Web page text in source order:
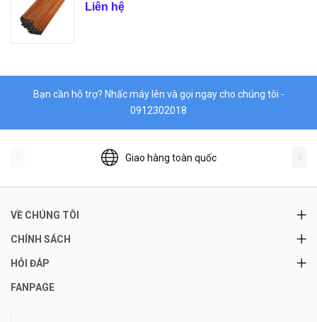
Liên hệ
Bạn cần hỗ trợ? Nhấc máy lên và gọi ngay cho chúng tôi -
0912302018
Giao hàng toàn quốc
VỀ CHÚNG TÔI
CHÍNH SÁCH
HỎI ĐÁP
FANPAGE